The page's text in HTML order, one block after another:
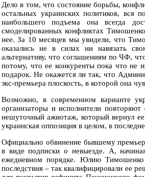
Дело в том, что состояние борьбы,
остальных украинских политиков, вся
наибольшего подъема она всегда
смоделированных конфликтах
нее. За 10 месяцев мы увидели, что
оказались не в силах ни навязать
альтернативу, что соглашениям по ЧФ,
потому, что ее конкуренты пока что не
подарок. Не окажется ли так, что
экс-премьера плоскость, в которой она
Возможно, в современном варианте
организаторы и исполнители
нешуточный ажиотаж, который вернул
украинская оппозиция в целом, в
Официально обвинение бывшему
в виде подписки о невыезде. А,
ежедневном порядке. Юлию
последствия – так квалифицировали ее